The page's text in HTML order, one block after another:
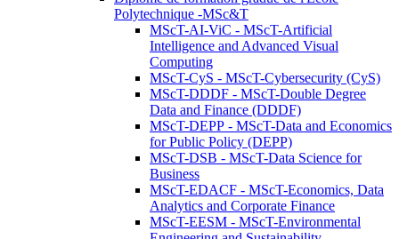
Polytechnique -MSc&T
MScT-AI-ViC - MScT-Artificial
Intelligence and Advanced Visual
Computing
MScT-CyS - MScT-Cybersecurity (CyS)
MScT-DDDF - MScT-Double Degree
Data and Finance (DDDF)
MScT-DEPP - MScT-Data and Economics
for Public Policy (DEPP)
MScT-DSB - MScT-Data Science for
Business
MScT-EDACF - MScT-Economics, Data
Analytics and Corporate Finance
MScT-EESM - MScT-Environmental